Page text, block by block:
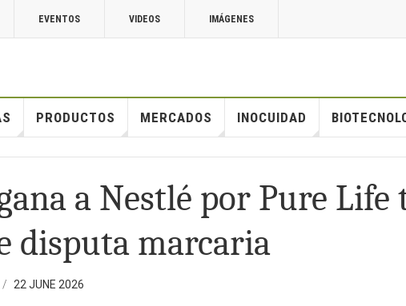
EVENTOS VIDEOS IMÁGENES
PRODUCTOS MERCADOS INOCUIDAD
a Nestlé por Pure Life
disputa marcaria
22 JUNE 2026